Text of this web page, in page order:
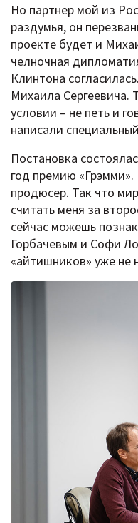
Но партнер мой из
раздумья, он
проекте будет и
челночная
Клинтона
Михаила Сергеевича.
условии – не петь и
написали
Постановка
год премию
продюсер. Так что
считать меня за
сейчас можешь
Горбачевым и Софи
«айтишников» уже не